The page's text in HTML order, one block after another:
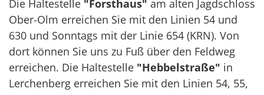
Die Haltestelle "Forsthaus" am alten Jagdschloss
Ober-Olm erreichen Sie mit den Linien 54 und
630 und Sonntags mit der Linie 654 (KRN). Von
dort können Sie uns zu Fuß über den Feldweg
erreichen. Die Haltestelle "Hebbelstraße" in
Lerchenberg erreichen Sie mit den Linien 54, 55,